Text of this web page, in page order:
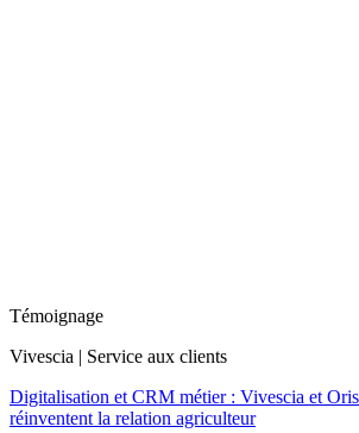
Témoignage
Vivescia | Service aux clients
Digitalisation et CRM métier : Vivescia et
réinventent la relation agriculteur